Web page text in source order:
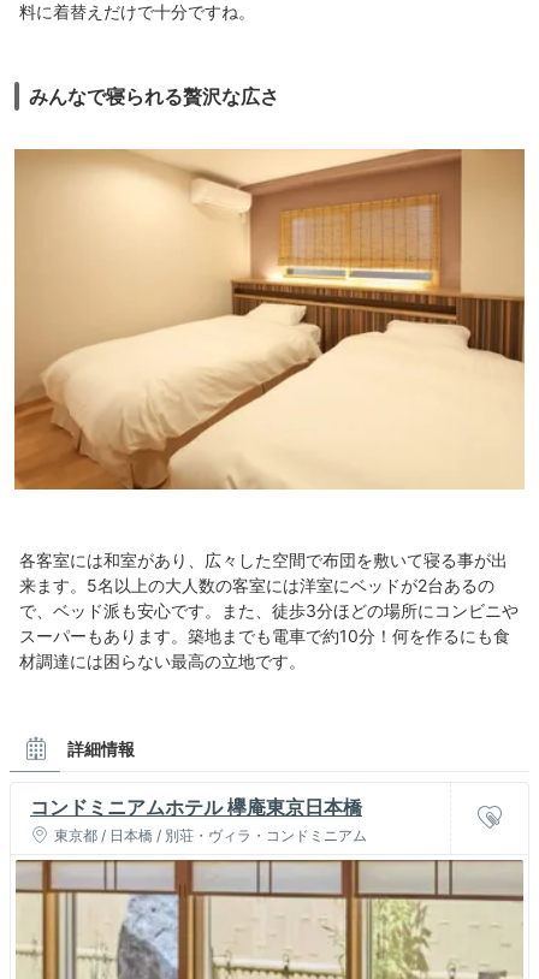
料に着替えだけで十分ですね。
みんなで寝られる贅沢な広さ
各客室には和室があり、広々した空間で布団を敷いて寝る事が出
来ます。5名以上の大人数の客室には洋室にベッドが2台あるの
で、ベッド派も安心です。また、徒歩3分ほどの場所にコンビニや
スーパーもあります。築地までも電車で約10分！何を作るにも食
材調達には困らない最高の立地です。
詳細情報
コンドミニアムホテル 欅庵東京日本橋
東京都 / 日本橋 / 別荘・ヴィラ・コンドミニアム